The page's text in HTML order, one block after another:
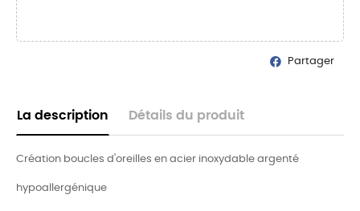
Partager
La description Détails du produit
Création boucles d'oreilles en acier inoxydable argenté
hypoallergénique